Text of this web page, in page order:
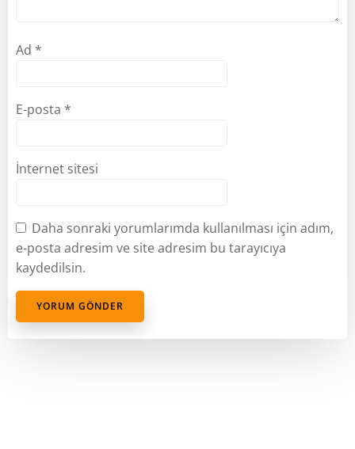
Ad *
E-posta *
İnternet sitesi
Daha sonraki yorumlarımda kullanılması için adım,
e-posta adresim ve site adresim bu tarayıcıya
kaydedilsin.